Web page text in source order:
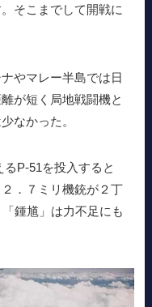
そこまでして開戦に
やマレー半島では日
が短く局地戦闘機と
なかった。
P-51を投入すると
．７ミリ機銃が２丁
鍾馗」は力不足にも